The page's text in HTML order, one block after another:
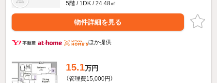
5階 / 1DK / 24.48㎡
物件詳細を見る
ほか提供
15.1万円
（管理費15,000円）